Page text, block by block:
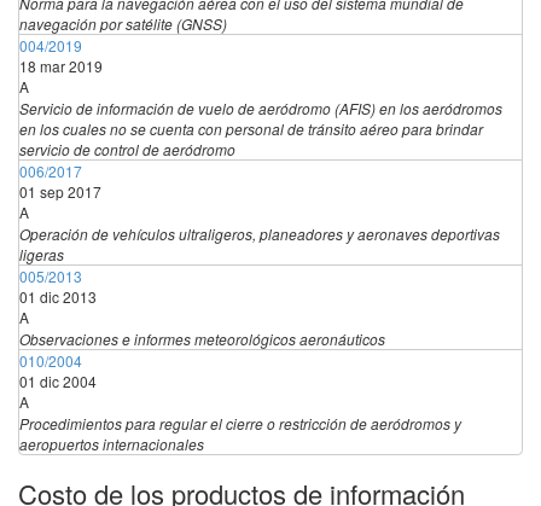
navegación por satélite (GNSS)
004/2019
18 mar 2019
A
Servicio de información de vuelo de aeródromo (AFIS) en los aeródromos
en los cuales no se cuenta con personal de tránsito aéreo para brindar
servicio de control de aeródromo
006/2017
01 sep 2017
A
Operación de vehículos ultraligeros, planeadores y aeronaves deportivas
ligeras
005/2013
01 dic 2013
A
Observaciones e informes meteorológicos aeronáuticos
010/2004
01 dic 2004
A
Procedimientos para regular el cierre o restricción de aeródromos y
aeropuertos internacionales
Costo de los productos de información